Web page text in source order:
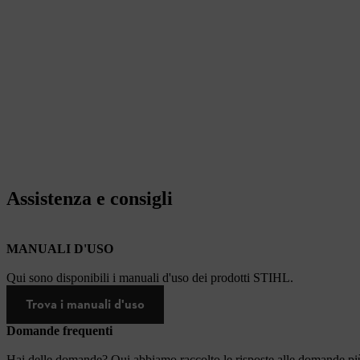
Assistenza e consigli
MANUALI D'USO
Qui sono disponibili i manuali d'uso dei prodotti STIHL.
Trova i manuali d'uso
Domande frequenti